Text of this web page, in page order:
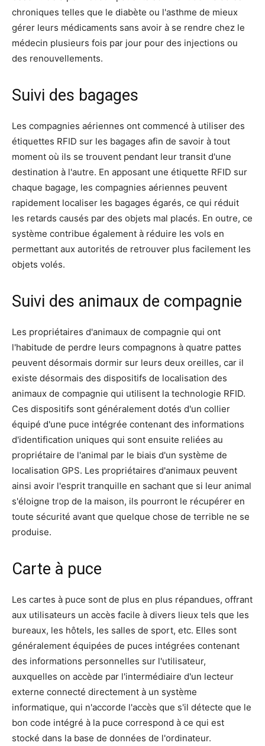
chroniques telles que le diabète ou l'asthme de mieux
gérer leurs médicaments sans avoir à se rendre chez le
médecin plusieurs fois par jour pour des injections ou
des renouvellements.
Suivi des bagages
Les compagnies aériennes ont commencé à utiliser des
étiquettes RFID sur les bagages afin de savoir à tout
moment où ils se trouvent pendant leur transit d'une
destination à l'autre. En apposant une étiquette RFID sur
chaque bagage, les compagnies aériennes peuvent
rapidement localiser les bagages égarés, ce qui réduit
les retards causés par des objets mal placés. En outre, ce
système contribue également à réduire les vols en
permettant aux autorités de retrouver plus facilement les
objets volés.
Suivi des animaux de compagnie
Les propriétaires d'animaux de compagnie qui ont
l'habitude de perdre leurs compagnons à quatre pattes
peuvent désormais dormir sur leurs deux oreilles, car il
existe désormais des dispositifs de localisation des
animaux de compagnie qui utilisent la technologie RFID.
Ces dispositifs sont généralement dotés d'un collier
équipé d'une puce intégrée contenant des informations
d'identification uniques qui sont ensuite reliées au
propriétaire de l'animal par le biais d'un système de
localisation GPS. Les propriétaires d'animaux peuvent
ainsi avoir l'esprit tranquille en sachant que si leur animal
s'éloigne trop de la maison, ils pourront le récupérer en
toute sécurité avant que quelque chose de terrible ne se
produise.
Carte à puce
Les cartes à puce sont de plus en plus répandues, offrant
aux utilisateurs un accès facile à divers lieux tels que les
bureaux, les hôtels, les salles de sport, etc. Elles sont
généralement équipées de puces intégrées contenant
des informations personnelles sur l'utilisateur,
auxquelles on accède par l'intermédiaire d'un lecteur
externe connecté directement à un système
informatique, qui n'accorde l'accès que s'il détecte que le
bon code intégré à la puce correspond à ce qui est
stocké dans la base de données de l'ordinateur.